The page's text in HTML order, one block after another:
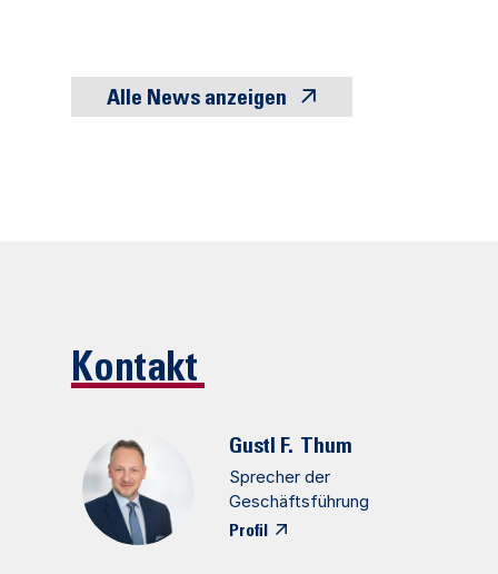
Alle News anzeigen
Kontakt
Gustl F. Thum
Sprecher der
Geschäftsführung
Profil